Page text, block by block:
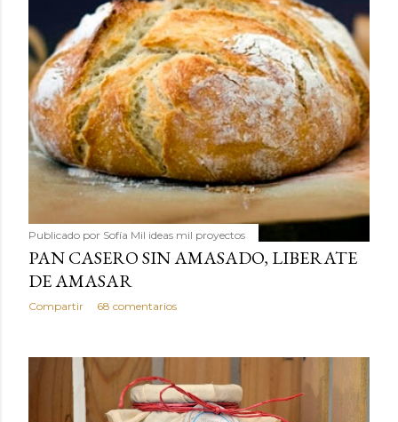
Publicado por Sofía Mil ideas mil proyectos
PAN CASERO SIN AMASADO, LIBERATE
DE AMASAR
Compartir 68 comentarios